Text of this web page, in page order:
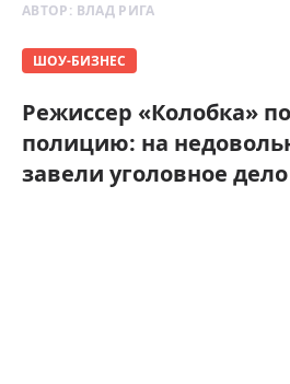
АВТОР: ВЛАД РИГА
ШОУ-БИЗНЕС
Режиссер «Колобка»
полицию: на
завели уголовное дело